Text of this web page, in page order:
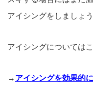
アイシングをしましょう
アイシングについては
→ アイシングを効果的